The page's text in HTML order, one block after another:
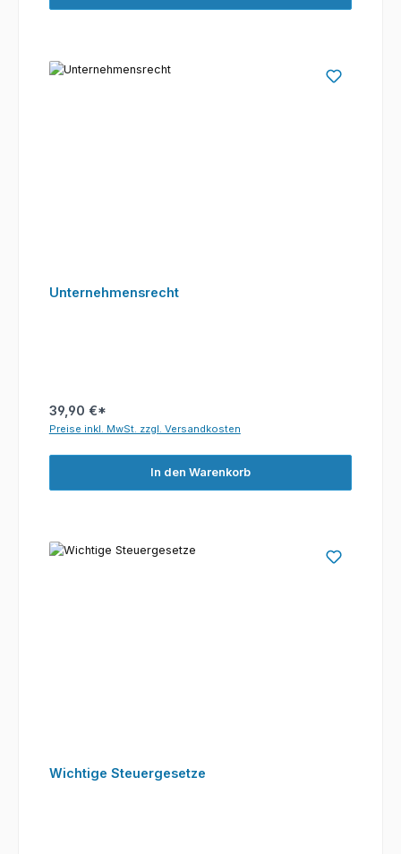
Unternehmensrecht
39,90 €*
Preise inkl. MwSt. zzgl. Versandkosten
In den Warenkorb
Wichtige Steuergesetze